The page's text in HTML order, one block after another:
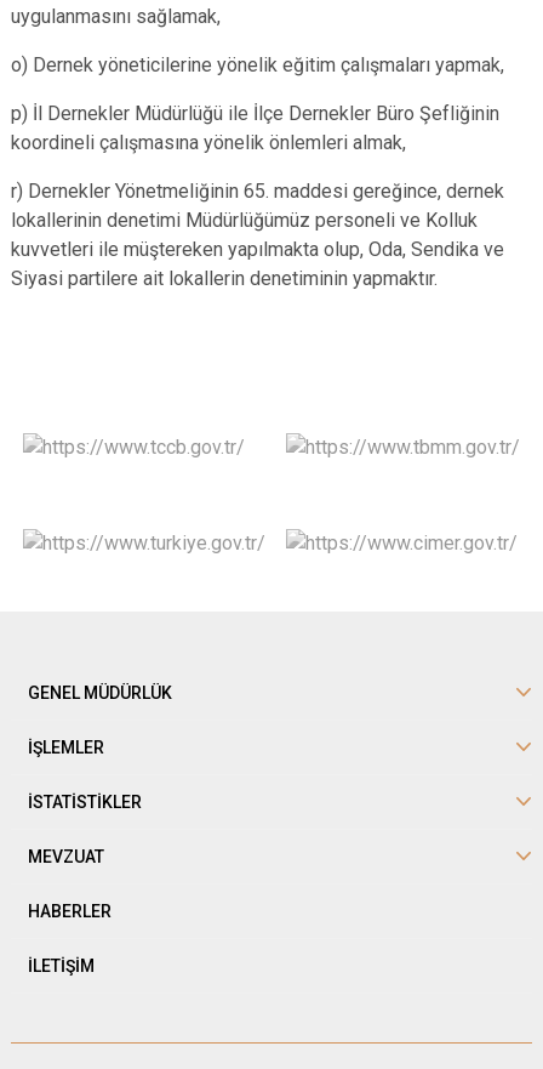
uygulanmasını sağlamak,
o) Dernek yöneticilerine yönelik eğitim çalışmaları yapmak,
p) İl Dernekler Müdürlüğü ile İlçe Dernekler Büro Şefliğinin
koordineli çalışmasına yönelik önlemleri almak,
r) Dernekler Yönetmeliğinin 65. maddesi gereğince, dernek
lokallerinin denetimi Müdürlüğümüz personeli ve Kolluk
kuvvetleri ile müştereken yapılmakta olup, Oda, Sendika ve
Siyasi partilere ait lokallerin denetiminin yapmaktır.
GENEL MÜDÜRLÜK
İŞLEMLER
İSTATİSTİKLER
MEVZUAT
HABERLER
İLETİŞİM